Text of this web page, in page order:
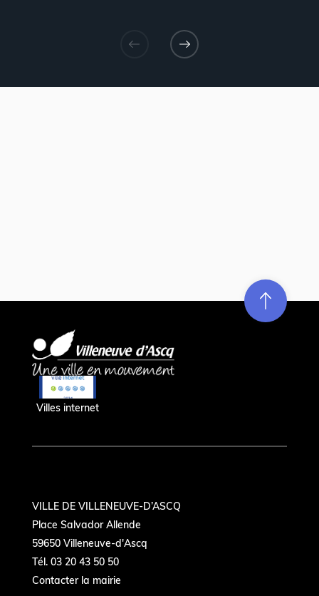
Re
m
on
e
en hau
Villes internet
VILLE DE VILLENEUVE-D’ASCQ
Place Salvador Allende
59650 Villeneuve-d'Ascq
Tél. 03 20 43 50 50
Contacter la mairie